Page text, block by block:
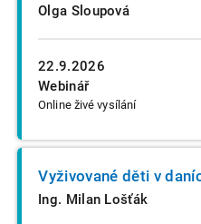
22.9.2026
Webinář
Online živé vysílání
Olga Sloupová
Vyživované děti v
Ing. Milan Lošťák